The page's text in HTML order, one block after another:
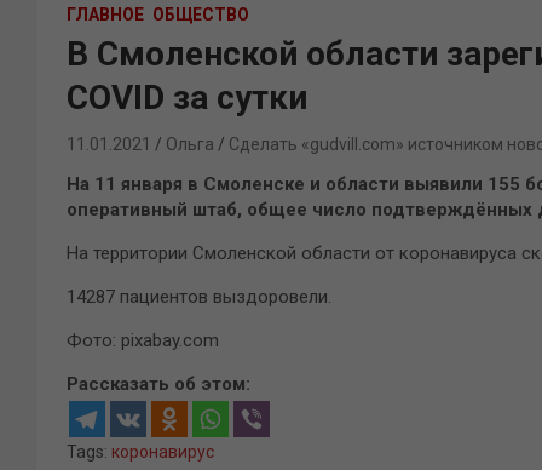
ГЛАВНОЕ ОБЩЕСТВО
В Смоленской области
COVID за сутки
11.01.2021 Ольга Сделать «gudvill.com» источником
На 11 января в Смоленске и области выявили 155
оперативный штаб, общее число подтверждённых
На территории Смоленской области от коронавируса
14287 пациентов выздоровели.
Фото: pixabay.com
Рассказать об этом:
Tags: коронавирус